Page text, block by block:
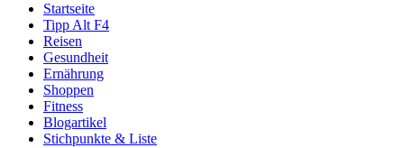
Startseite
Tipp Alt F4
Reisen
Gesundheit
Ernährung
Shoppen
Fitness
Blogartikel
Stichpunkte & Liste